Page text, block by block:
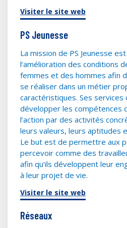
Visiter le site web
PS Jeunesse
La mission de PS Jeunesse
l’amélioration des conditions
femmes et des hommes afin
se réaliser dans un métier
caractéristiques. Ses services
développer les compétences
l’action par des activités
leurs valeurs, leurs aptitudes
Le but est de permettre aux
percevoir comme des
afin qu’ils développent leur
à leur projet de vie.
Visiter le site web
Réseaux